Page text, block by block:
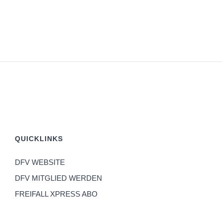
QUICKLINKS
DFV WEBSITE
DFV MITGLIED WERDEN
FREIFALL XPRESS ABO